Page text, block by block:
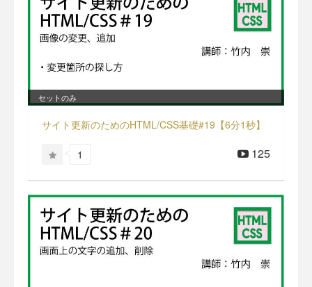
セットのみ
サイト更新のためのHTML/CSS基礎#19【6分1秒】
1 125